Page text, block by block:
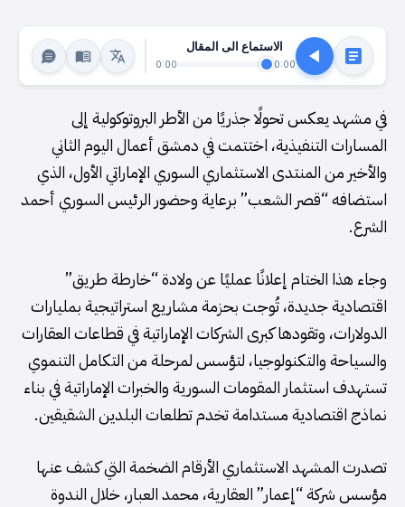
الاستماع الى المقال
0:00
0:00
في مشهد يعكس تحولًا جذريًا من الأطر البروتوكولية إلى
المسارات التنفيذية، اختتمت في دمشق أعمال اليوم الثاني
والأخير من المنتدى الاستثماري السوري الإماراتي الأول، الذي
استضافه “قصر الشعب” برعاية وحضور الرئيس السوري أحمد
الشرع.
وجاء هذا الختام إعلانًا عمليًا عن ولادة “خارطة طريق”
اقتصادية جديدة، تُوجت بحزمة مشاريع استراتيجية بمليارات
الدولارات، وتقودها كبرى الشركات الإماراتية في قطاعات العقارات
والسياحة والتكنولوجيا، لتؤسس لمرحلة من التكامل التنموي
تستهدف استثمار المقومات السورية والخبرات الإماراتية في بناء
نماذج اقتصادية مستدامة تخدم تطلعات البلدين الشقيقين.
تصدرت المشهد الاستثماري الأرقام الضخمة التي كشف عنها
مؤسس شركة “إعمار” العقارية، محمد العبار، خلال الندوة